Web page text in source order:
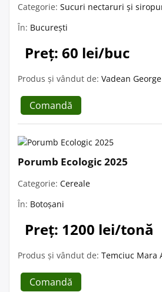
Categorie: Sucuri nectaruri și
În: București
Preț: 60 lei/buc
Produs și vândut de: Vadean
Comandă
Porumb Ecologic 2025
Categorie: Cereale
În: Botoșani
Preț: 1200 lei/tonă
Produs și vândut de: Temciuc Mara
Comandă